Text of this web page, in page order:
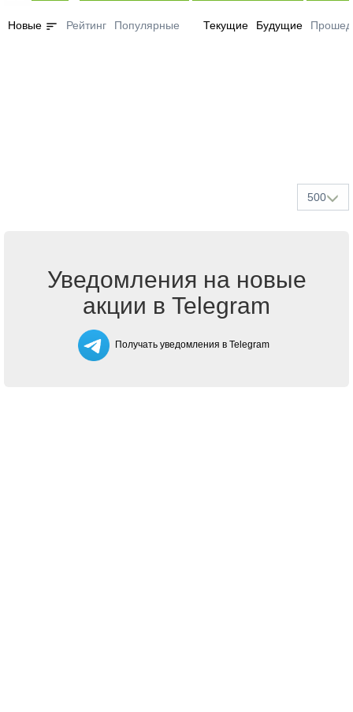
Новые sort Рейтинг Популярные Текущие Будущие
500
Уведомления на новые
акции в Telegram
Получать уведомления в Telegram